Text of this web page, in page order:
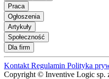
Praca
Ogłoszenia
Artykuły
Społeczność
Dla firm
Kontakt Regulamin Polityka
Copyright © Inventive Logic sp.